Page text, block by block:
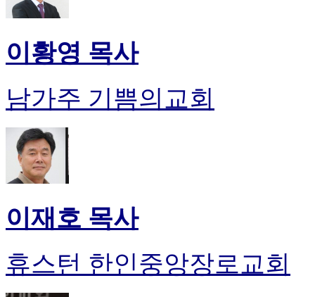
이황영 목사
남가주 기쁨의교회
이재호 목사
휴스턴 한인중앙장로교회